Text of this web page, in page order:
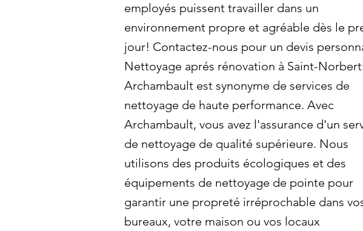
employés puissent travailler dans un
environnement propre et agréable dès le
jour! Contactez-nous pour un devis
Nettoyage aprés rénovation à Saint-
Archambault est synonyme de services de
nettoyage de haute performance. Avec
Archambault, vous avez l'assurance d'un
de nettoyage de qualité supérieure. Nous
utilisons des produits écologiques et des
équipements de nettoyage de pointe pour
garantir une propreté irréprochable dans
bureaux, votre maison ou vos locaux